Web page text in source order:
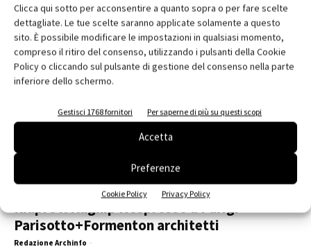
Clicca qui sotto per acconsentire a quanto sopra o per fare scelte
dettagliate. Le tue scelte saranno applicate solamente a questo
sito. È possibile modificare le impostazioni in qualsiasi momento,
compreso il ritiro del consenso, utilizzando i pulsanti della Cookie
Policy o cliccando sul pulsante di gestione del consenso nella parte
inferiore dello schermo.
Gestisci 1768 fornitori Per saperne di più su questi scopi
Accetta
Preferenze
Cookie Policy Privacy Policy
Riapre il flaghip Nespresso a Parigi –
Parisotto+Formenton architetti
Redazione Archinfo -